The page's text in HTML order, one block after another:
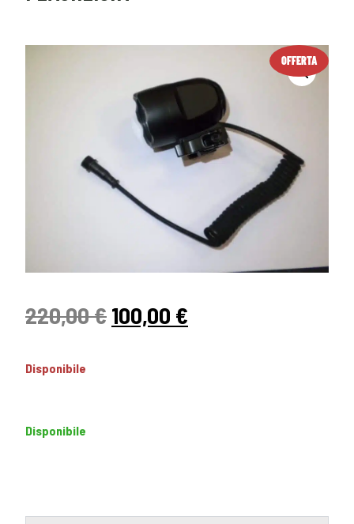
OFFERTA
220,00€ 100,00 €
Disponibile
Disponibile